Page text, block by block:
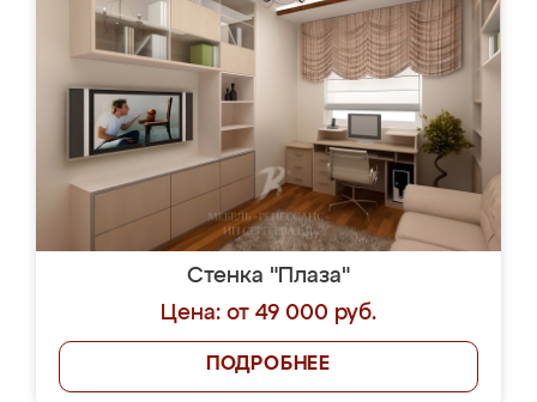
Стенка "Плаза"
Цена: от 49 000 руб.
ПОДРОБНЕЕ